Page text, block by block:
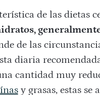
de las dietas
de las
diaria
cantidad muy
y grasas, estas se